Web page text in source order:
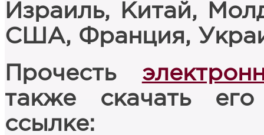
Израиль, Китай,
США, Франция,
Прочесть
также скачать
ссылке: